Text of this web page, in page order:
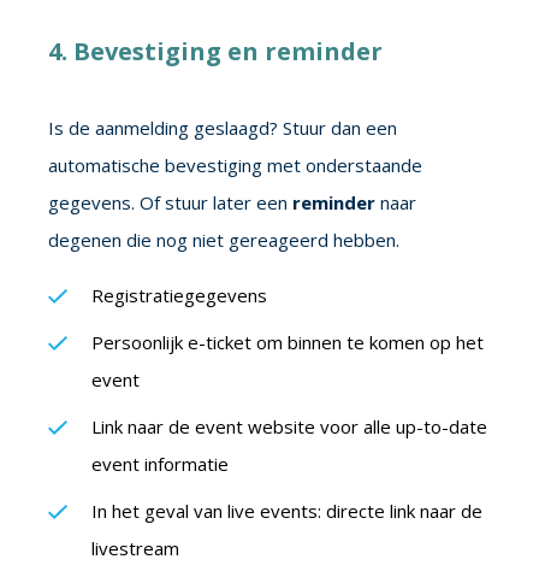
4. Bevestiging en reminder
Is de aanmelding geslaagd? Stuur dan een
automatische bevestiging met onderstaande
gegevens. Of stuur later een reminder naar
degenen die nog niet gereageerd hebben.
Registratiegegevens
Persoonlijk e-ticket om binnen te komen op het
event
Link naar de event website voor alle up-to-date
event informatie
In het geval van live events: directe link naar de
livestream